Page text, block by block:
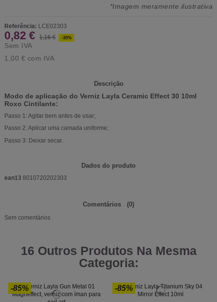
*Imagem meramente ilustrativa
Referência: LCE02303
0,82 € 1,16 € -30%
Sem IVA
1,00 € com IVA
Descrição
Modo de aplicação do Verniz Layla Ceramic Effect 30 10ml
Roxo Cintilante:
Passo 1: Agitar bem antes de usar;
Passo 2: Aplicar uma camada uniforme;
Passo 3: Deixar secar.
Dados do produto
ean13 8010720202303
Comentários (0)
Sem comentários
16 Outros Produtos Na Mesma
Categoria:
-85% -85%